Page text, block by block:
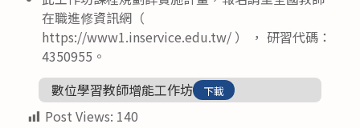
在職進修資訊網（
https://www1.inservice.edu.tw/ ） ， 研習代碼：
4350955。
數位學習教師增能工作坊
下載
Post Views: 140